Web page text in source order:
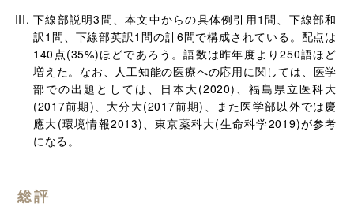
下線部説明3問、本文中からの具体例引用1問、下線部和
訳1問、下線部英訳1問の計6問で構成されている。配点は
140点(35%)ほどであろう。語数は昨年度より250語ほど
増えた。なお、人工知能の医療への応用に関しては、医学
部での出題としては、日本大(2020)、福島県立医科大
(2017前期)、大分大(2017前期)、また医学部以外では慶
應大(環境情報2013)、東京薬科大(生命科学2019)が参考
になる。
総評